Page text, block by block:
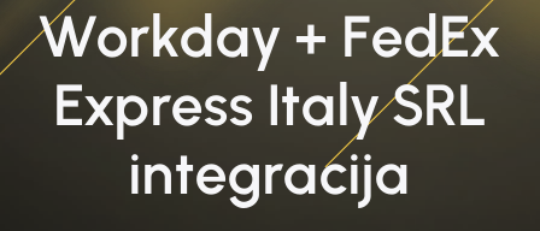
Workday + FedEx
Express Italy SRL
integracija